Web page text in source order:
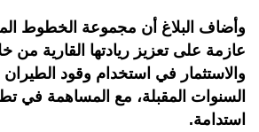
وأضاف البلاغ أن مجموعة الخطوط
عازمة على تعزيز ريادتها القارية من
والاستثمار في استخدام وقود
السنوات المقبلة، مع المساهمة في
استدامة.